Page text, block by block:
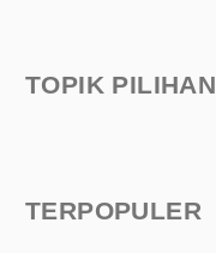
TOPIK PILIHAN
TERPOPULER